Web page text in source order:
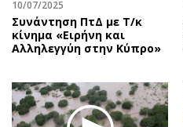
10/07/2025
Συνάντηση ΠτΔ με Τ/κ
κίνημα «Ειρήνη και
Αλληλεγγύη στην Κύπρο»